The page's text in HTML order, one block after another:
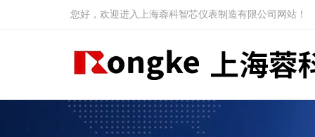
您好，欢迎进入上海蓉科智芯仪表制造有限公司网站！